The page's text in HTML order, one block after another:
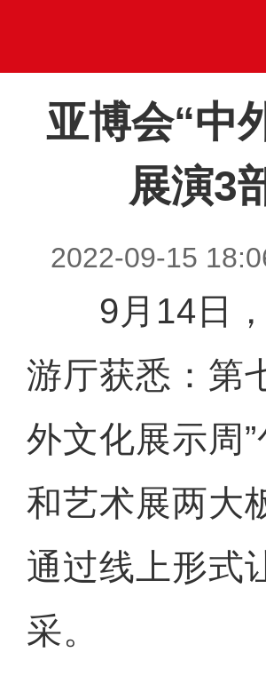
亚博会“中
展演3
2022-09-15
9月14日，
游厅获悉：第
外文化展示周
和艺术展两大
通过线上形式
采。